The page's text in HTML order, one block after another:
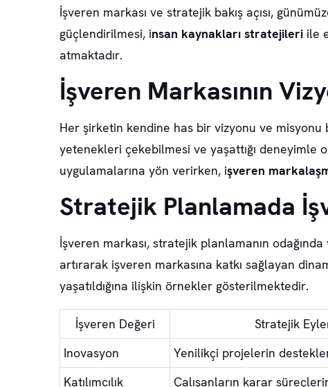
İşveren markası ve stratejik bakış açısı,
güçlendirilmesi, insan kaynakları stratejileri ile
atmaktadır.
İşveren Markasının
Her şirketin kendine has bir vizyonu ve
yetenekleri çekebilmesi ve yaşattığı deneyimle
uygulamalarına yön verirken, işveren
Stratejik Planlamada
İşveren markası, stratejik planlamanın
artırarak işveren markasına katkı sağlayan
yaşatıldığına ilişkin örnekler gösterilmektedir.
İşveren Değeri Stratejik
Inovasyon
Yenilikçi projelerin
Katılımcılık
Çalışanların karar